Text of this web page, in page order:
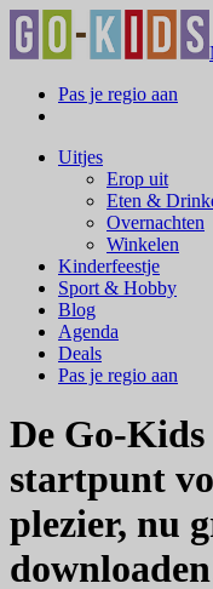
Pas je regio aan
Uitjes
Erop uit
Eten &
Overnachten
Winkelen
Kinderfeestje
Sport & Hobby
Blog
Agenda
Deals
Pas je regio aan
De Go-
startpunt
plezier, nu